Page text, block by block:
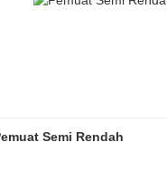
Semi Rendah